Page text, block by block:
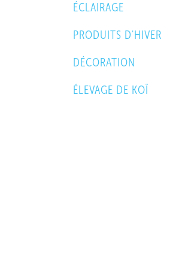
ÉCLAIRAGE
PRODUITS D'HIVER
DÉCORATION
ÉLEVAGE DE KOÏ